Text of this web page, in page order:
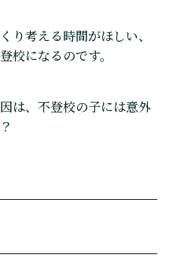
り考える時間がほしい、
校になるのです。
は、不登校の子には意外